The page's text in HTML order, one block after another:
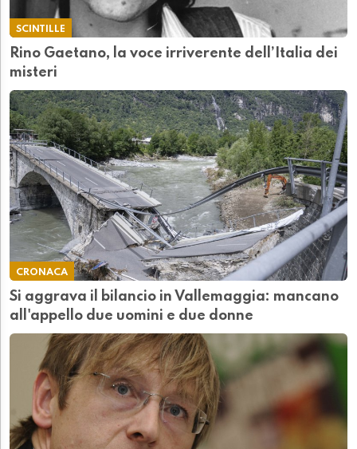
SCINTILLE
Rino Gaetano, la voce irriverente dell’Italia dei
misteri
CRONACA
Si aggrava il bilancio in Vallemaggia: mancano
all'appello due uomini e due donne